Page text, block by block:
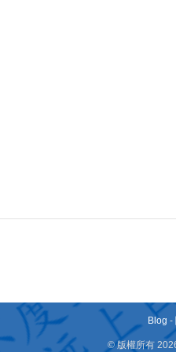
Blog -
© 版權所有